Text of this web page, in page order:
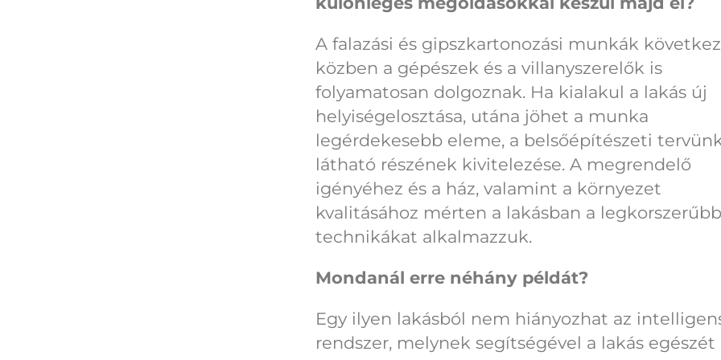
A falazási és gipszkartonozási munkák
közben a gépészek és a villanyszerelők is
folyamatosan dolgoznak. Ha kialakul a lakás új
helyiségelosztása, utána jöhet a munka
legérdekesebb eleme, a belsőépítészeti
látható részének kivitelezése. A megrendelő
igényéhez és a ház, valamint a környezet
kvalitásához mérten a lakásban a legkorszerűbb
technikákat alkalmazzuk.
Mondanál erre néhány példát?
Egy ilyen lakásból nem hiányozhat az
rendszer, melynek segítségével a lakás egészét